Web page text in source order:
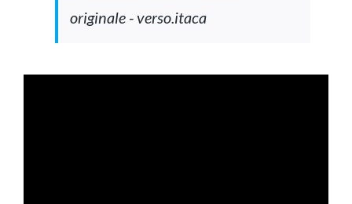
originale - verso.itaca